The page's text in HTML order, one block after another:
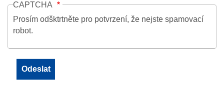
CAPTCHA
Prosím odšktrtněte pro potvrzení, že nejste spamovací
robot.